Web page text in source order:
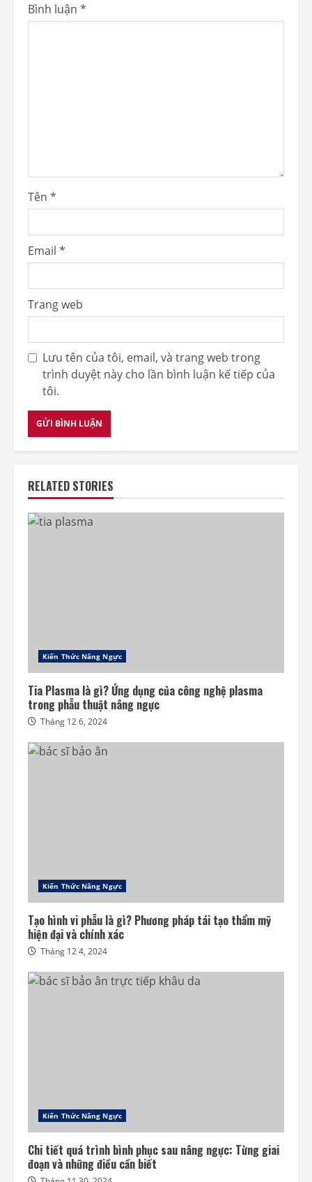
Bình luận *
Tên *
Email *
Trang web
Lưu tên của tôi, email, và trang web trong
trình duyệt này cho lần bình luận kế tiếp của
tôi.
RELATED STORIES
Kiến Thức Nâng Ngực
Tia Plasma là gì? Ứng dụng của công nghệ plasma
trong phẫu thuật nâng ngực
Tháng 12 6, 2024
Kiến Thức Nâng Ngực
Tạo hình vi phẫu là gì? Phương pháp tái tạo thẩm mỹ
hiện đại và chính xác
Tháng 12 4, 2024
Kiến Thức Nâng Ngực
Chi tiết quá trình bình phục sau nâng ngực: Từng giai
đoạn và những điều cần biết